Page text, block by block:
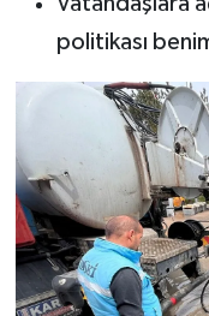
politikası